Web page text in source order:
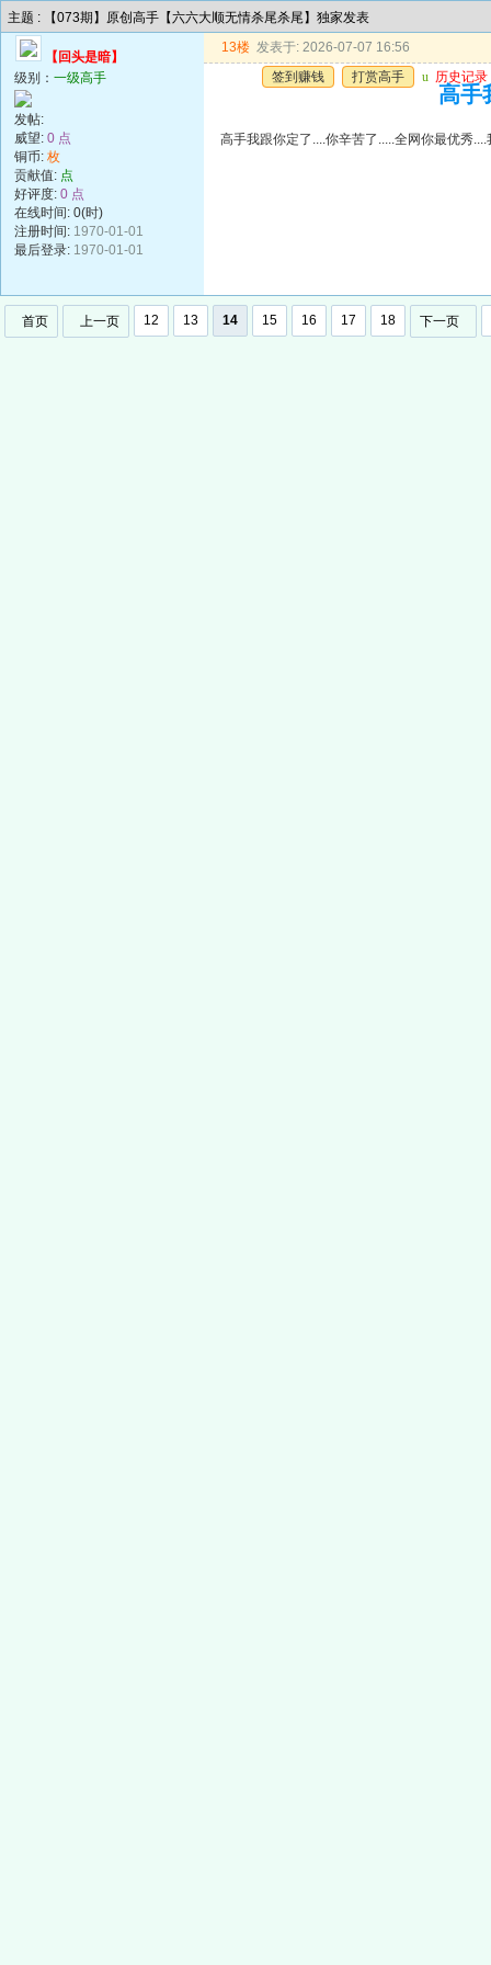
主题 : 【073期】原创高手【六六大顺无情杀尾杀尾】独家发表
【回头是暗】
级别： 一级高手
发帖:
威望: 0 点
铜币: 枚
贡献值: 点
好评度: 0 点
在线时间: 0(时)
注册时间: 1970-01-01
最后登录: 1970-01-01
13楼 发表于: 2026-07-07 16:56
签到赚钱
打赏高手 u 历史记录
高手
高手我跟你定了....你辛苦了.....全网你最优秀
首页 上一页 12 13 14 15 16 17 18 下一页